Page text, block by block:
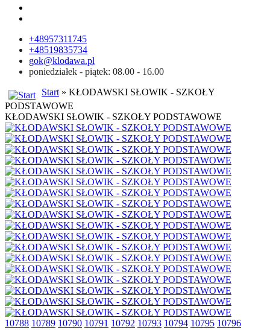
+48957311745
+48519835734
gok@klodawa.pl
poniedziałek - piątek: 08.00 - 16.00
Start » KŁODAWSKI SŁOWIK - SZKOŁY
PODSTAWOWE
KŁODAWSKI SŁOWIK - SZKOŁY PODSTAWOWE
10788 10789 10790 10791 10792 10793 10794 10795 10796